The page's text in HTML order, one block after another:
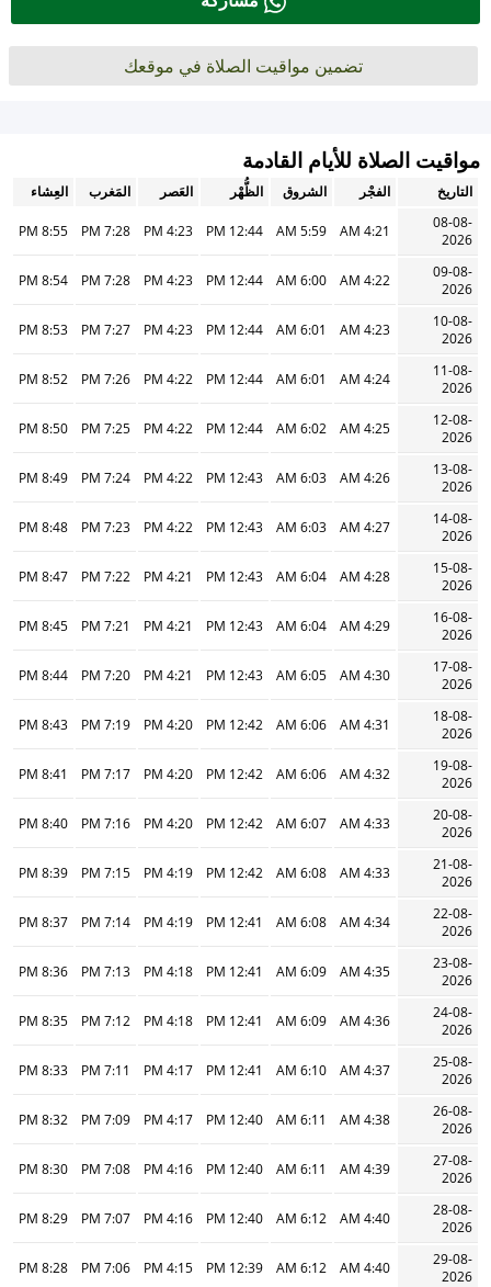
تضمين مواقيت الصلاة في موقعك
مواقيت الصلاة للأيام القادمة
التاريخ الفجْر الشروق الظُّهْر العَصر المَغرب
العِشاء
08-08-
2026
4:21 AM
5:59 AM
12:44 PM
4:23 PM
7:28 PM
8:55 PM
09-08-
2026
4:22 AM
6:00 AM
12:44 PM
4:23 PM
7:28 PM
8:54 PM
10-08-
2026
4:23 AM
6:01 AM
12:44 PM
4:23 PM
7:27 PM
8:53 PM
11-08-
2026
4:24 AM
6:01 AM
12:44 PM
4:22 PM
7:26 PM
8:52 PM
12-08-
2026
4:25 AM
6:02 AM
12:44 PM
4:22 PM
7:25 PM
8:50 PM
13-08-
2026
4:26 AM
6:03 AM
12:43 PM
4:22 PM
7:24 PM
8:49 PM
14-08-
2026
4:27 AM
6:03 AM
12:43 PM
4:22 PM
7:23 PM
8:48 PM
15-08-
2026
4:28 AM
6:04 AM
12:43 PM
4:21 PM
7:22 PM
8:47 PM
16-08-
2026
4:29 AM
6:04 AM
12:43 PM
4:21 PM
7:21 PM
8:45 PM
17-08-
2026
4:30 AM
6:05 AM
12:43 PM
4:21 PM
7:20 PM
8:44 PM
18-08-
2026
4:31 AM
6:06 AM
12:42 PM
4:20 PM
7:19 PM
8:43 PM
19-08-
2026
4:32 AM
6:06 AM
12:42 PM
4:20 PM
7:17 PM
8:41 PM
20-08-
2026
4:33 AM
6:07 AM
12:42 PM
4:20 PM
7:16 PM
8:40 PM
21-08-
2026
4:33 AM
6:08 AM
12:42 PM
4:19 PM
7:15 PM
8:39 PM
22-08-
2026
4:34 AM
6:08 AM
12:41 PM
4:19 PM
7:14 PM
8:37 PM
23-08-
2026
4:35 AM
6:09 AM
12:41 PM
4:18 PM
7:13 PM
8:36 PM
24-08-
2026
4:36 AM
6:09 AM
12:41 PM
4:18 PM
7:12 PM
8:35 PM
25-08-
2026
4:37 AM
6:10 AM
12:41 PM
4:17 PM
7:11 PM
8:33 PM
26-08-
2026
4:38 AM
6:11 AM
12:40 PM
4:17 PM
7:09 PM
8:32 PM
27-08-
2026
4:39 AM
6:11 AM
12:40 PM
4:16 PM
7:08 PM
8:30 PM
28-08-
2026
4:40 AM
6:12 AM
12:40 PM
4:16 PM
7:07 PM
8:29 PM
29-08-
2026
4:40 AM
6:12 AM
12:39 PM
4:15 PM
7:06 PM
8:28 PM